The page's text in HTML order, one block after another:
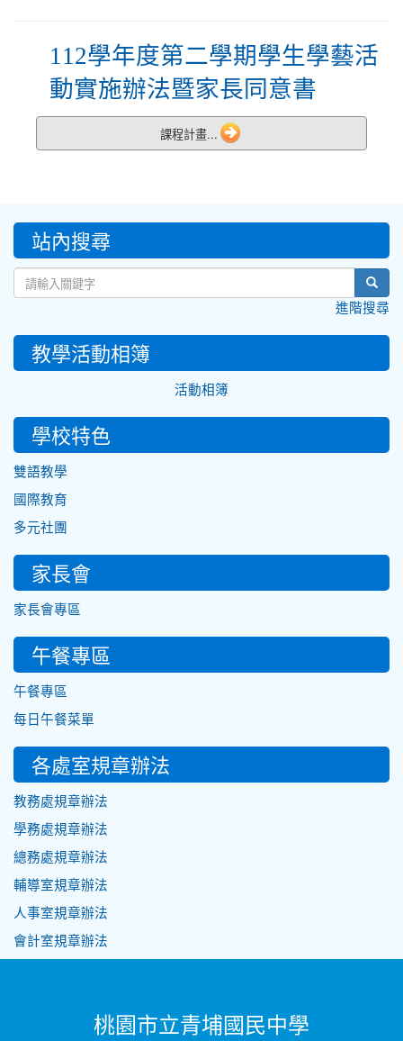
112學年度第二學期學生學藝活
動實施辦法暨家長同意書
課程計畫...
::: 站內搜尋
進階搜尋
教學活動相簿
活動相簿
學校特色
雙語教學
國際教育
多元社團
家長會
家長會專區
午餐專區
午餐專區
每日午餐菜單
各處室規章辦法
教務處規章辦法
學務處規章辦法
總務處規章辦法
輔導室規章辦法
人事室規章辦法
會計室規章辦法
桃園市立青埔國民中學